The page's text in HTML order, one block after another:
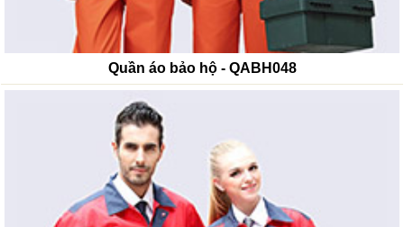
Quần áo bảo hộ - QABH048